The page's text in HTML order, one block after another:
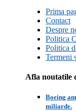
Prima
Contact
Despre
Politica
Politica
Termeni
Afla noutatile
Boeing
miliarde.